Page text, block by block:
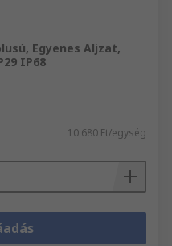
Egyenes Aljzat,
IP68
10 680 Ft/egység